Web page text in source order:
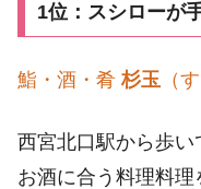
1位：スシローが
鮨・酒・肴杉玉 （
西宮北口駅から歩い
お酒に合う料理料理